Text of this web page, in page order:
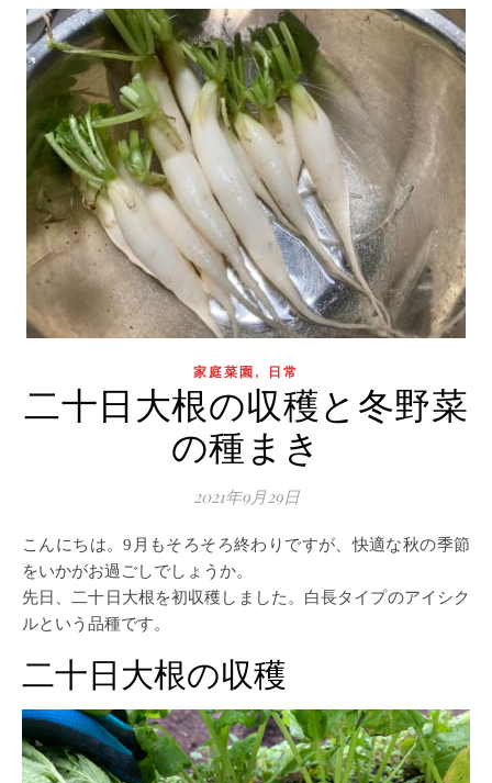
家庭菜園 , 日常
二十日大根の収穫と冬野菜
の種まき
2021年9月29日
こんにちは。9月もそろそろ終わりですが、快適な秋の季節
をいかがお過ごしでしょうか。
先日、二十日大根を初収穫しました。白長タイプのアイシク
ルという品種です。
二十日大根の収穫